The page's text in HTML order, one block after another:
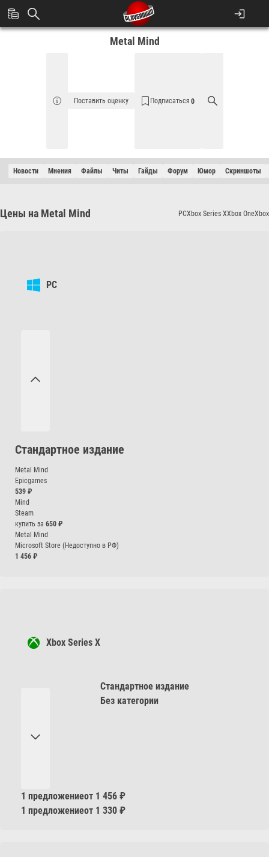
Metal Mind
Поставить оценку Подписаться 0
Новости Мнения Файлы Читы Гайды Форум Юмор Cкриншоты
Цены на Metal Mind PCXbox Series XXbox OneXbox
PC
Стандартное издание
Metal Mind
Epicgames
539 ₽
Mind
Steam
купить за 650 ₽
Metal Mind
Microsoft Store (Недоступно в РФ)
1 456 ₽
Xbox Series X
Стандартное издание
Без категории
1 предложение
1 предложение
от 1 456 ₽
от 1 330 ₽